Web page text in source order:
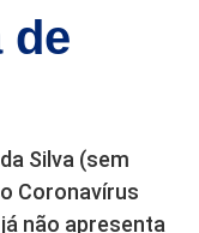
de
Silva (sem
Coronavírus
não apresenta